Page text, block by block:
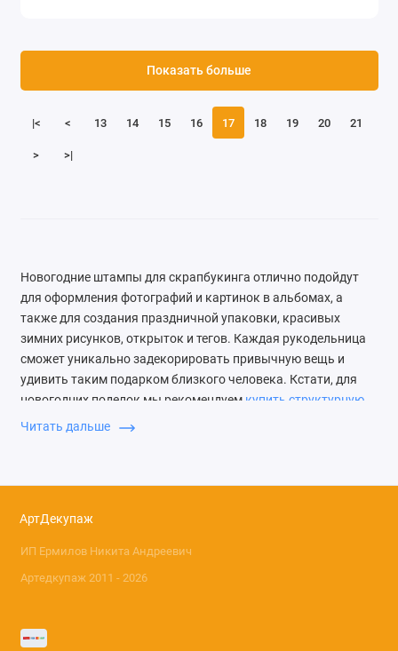
|< < 13 14 15 16 17 18 19 20 21
> >|
Показать больше
Новогодние штампы для скрапбукинга отлично подойдут
для оформления фотографий и картинок в альбомах, а
также для создания праздничной упаковки, красивых
зимних рисунков, открыток и тегов. Каждая рукодельница
сможет уникально задекорировать привычную вещь и
удивить таким подарком близкого человека. Кстати, для
новогодних поделок мы рекомендуем купить структурную
пасту с эффектом снега
Как использовать
рождественские
трафареты
Среди новогоднего ассортимента штампов и шаблонов
снеговиками, снежными домиками, ёлочками, гирляндами и
Читать дальше
АртДекупаж
ИП Ермилов Никита Андреевич
Артедкупаж 2011 - 2026